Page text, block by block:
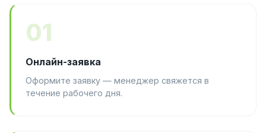
01
Онлайн-заявка
Оформите заявку — менеджер свяжется в
течение рабочего дня.